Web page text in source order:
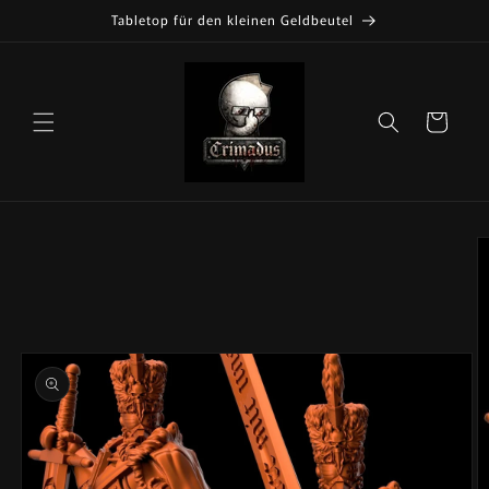
Tabletop für den kleinen Geldbeutel
Warenkorb